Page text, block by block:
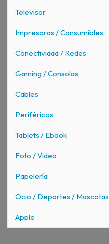
Televisor
Impresoras / Consumibles
Conectividad / Redes
Gaming / Consolas
Cables
Periféricos
Tablets / Ebook
Foto / Video
Papelería
Ocio / Deportes / Mascotas
Apple